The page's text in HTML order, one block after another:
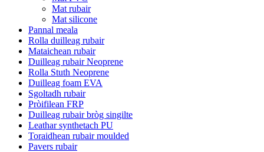
Mat rubair
Mat silicone
Pannal meala
Rolla duilleag rubair
Mataichean rubair
Duilleag rubair Neoprene
Rolla Stuth Neoprene
Duilleag foam EVA
Sgoltadh rubair
Pròifilean FRP
Duilleag rubair bròg singilte
Leathar synthetach PU
Toraidhean rubair moulded
Pavers rubair